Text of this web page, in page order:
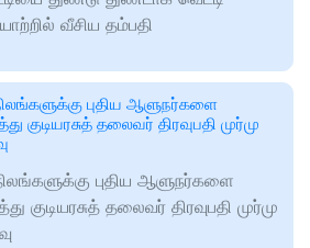
வீசிய தம்பதி
புதிய ஆளுநர்களை
குடியரசுத் தலைவர் திரவுபதி முர்மு
புதிய ஆளுநர்களை
குடியரசுத் தலைவர் திரவுபதி முர்மு